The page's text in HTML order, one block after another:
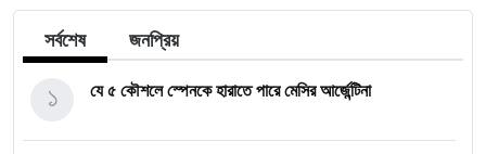
সর্বশেষ জনপ্রিয়
যে ৫ কৌশলে স্পেনকে হারাতে পারে মেসির আর্জেন্টিনা
১